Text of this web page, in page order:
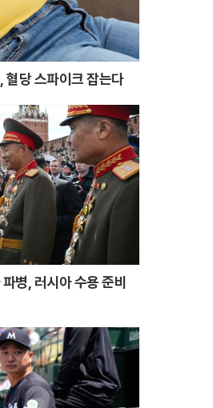
혈당 스파이크 잡는다
병, 러시아 수용 준비